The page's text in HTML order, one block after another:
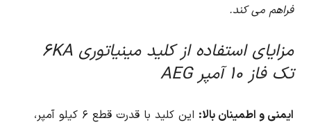
فراهم می کند.
مزایای استفاده از کلید مینیاتوری ۶KA
تک فاز ۱۰ آمپر AEG
ایمنی و اطمینان بالا:
این کلید با قدرت قطع ۶ کیلو آمپر،